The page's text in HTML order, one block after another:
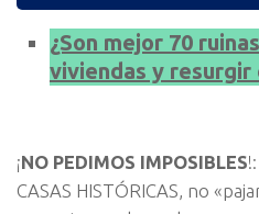
¿Son mejor 70
viviendas y resurgir
¡NO PEDIMOS IMPOSIBLES
CASAS HISTÓRICAS, no